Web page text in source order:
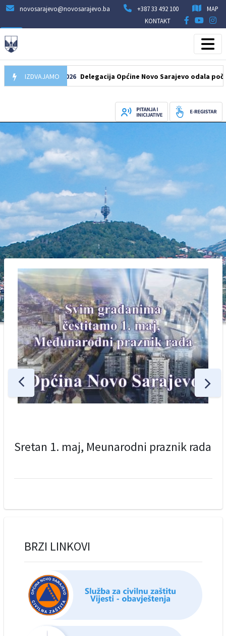
novosarajevo@novosarajevo.ba +387 33 492 100
MAP
KONTAKT
IZDVAJAMO
07.08.2026 Delegacija Općine Novo Sarajevo odala počast
Sretan 1. maj, Meunarodni praznik rada
BRZI LINKOVI